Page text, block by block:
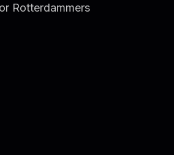
Rotterdammers